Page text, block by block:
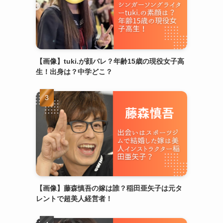
【画像】tuki.が顔バレ？年齢15歳の現役女子高
生！出身は？中学どこ？
【画像】藤森慎吾の嫁は誰？稲田亜矢子は元タ
レントで超美人経営者！